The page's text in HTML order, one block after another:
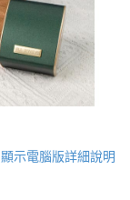
顯示電腦版詳細說明